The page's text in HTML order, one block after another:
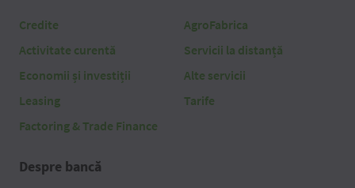
Credite
Activitate curentă
Economii și investiții
Leasing
Factoring & Trade Finance
AgroFabrica
Servicii la distanță
Alte servicii
Tarife
Despre bancă